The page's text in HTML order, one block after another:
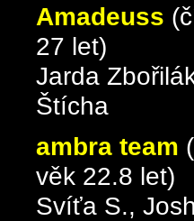
Amadeuss
27 let)
Jarda
Štícha
ambra team
věk 22.8 let)
Svíťa S.,